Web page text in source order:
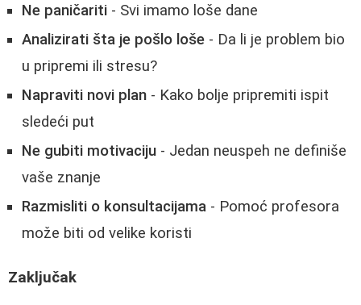
Ne paničariti - Svi imamo loše dane
Analizirati šta je pošlo loše - Da li je problem bio
u pripremi ili stresu?
Napraviti novi plan - Kako bolje pripremiti ispit
sledeći put
Ne gubiti motivaciju - Jedan neuspeh ne definiše
vaše znanje
Razmisliti o konsultacijama - Pomoć profesora
može biti od velike koristi
Zaključak